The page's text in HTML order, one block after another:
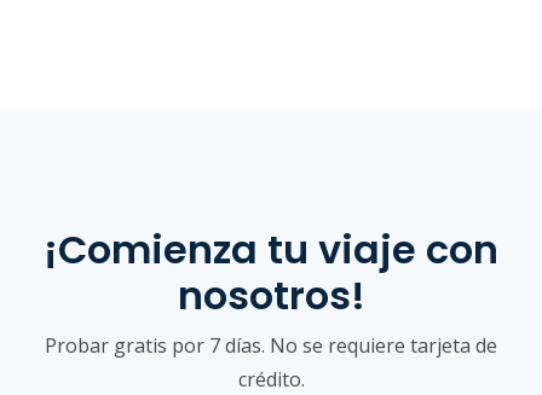
¡Comienza tu viaje con
nosotros!
Probar gratis por 7 días. No se requiere tarjeta de
crédito.